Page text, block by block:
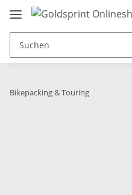
Bikepacking & Touring